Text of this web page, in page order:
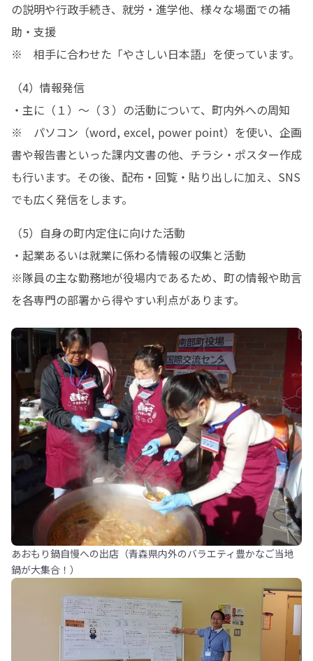
の説明や行政手続き、就労・進学他、様々な場面での補
助・支援
※	相手に合わせた「やさしい日本語」を使っています。
（4）情報発信
・主に（１）～（３）の活動について、町内外への周知
※	パソコン（word, excel, power point）を使い、企画
書や報告書といった課内文書の他、チラシ・ポスター作成
も行います。その後、配布・回覧・貼り出しに加え、SNS
でも広く発信をします。
（5）自身の町内定住に向けた活動
・起業あるいは就業に係わる情報の収集と活動
※隊員の主な勤務地が役場内であるため、町の情報や助言
を各専門の部署から得やすい利点があります。
あおもり鍋自慢への出店（青森県内外のバラエティ豊かなご当地
鍋が大集合！）